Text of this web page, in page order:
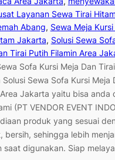
Layanan Sewa Tirai
Abang, Sewa Meja
Jakarta, Solusi Sewa
Tirai Putih Filamin Area
Sofa Kursi Meja Dan
Sewa Sofa Kursi Meja
Jakarta yaitu bisa anda
(PT VENDOR EVENT
produk yang sesuai
bersih, sehingga lebih
saat digunakan. Siap